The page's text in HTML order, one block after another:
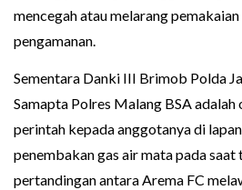
mencegah atau melarang
pengamanan.
Sementara Danki III Brimob Polda
Samapta Polres Malang BSA
perintah kepada anggotanya di
penembakan gas air mata pada
pertandingan antara Arema FC